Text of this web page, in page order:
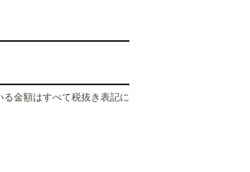
金額はすべて税抜き表記に